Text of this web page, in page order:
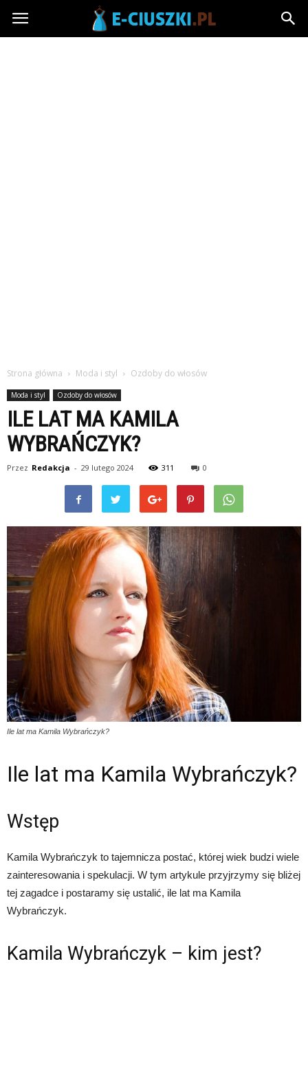
Strona główna Moda i styl Ozdoby do włosów
Moda i styl Ozdoby do włosów
ILE LAT MA KAMILA
WYBRAŃCZYK?
Przez Redakcja - 29 lutego 2024 311 0
Ile lat ma Kamila Wybrańczyk?
Ile lat ma Kamila Wybrańczyk?
Wstęp
Kamila Wybrańczyk to tajemnicza postać, której wiek budzi wiele
zainteresowania i spekulacji. W tym artykule przyjrzymy się bliżej
tej zagadce i postaramy się ustalić, ile lat ma Kamila
Wybrańczyk.
Kamila Wybrańczyk – kim jest?